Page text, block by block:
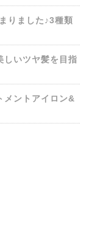
りました♪3種類
いツヤ髪を目指
ントアイロン&